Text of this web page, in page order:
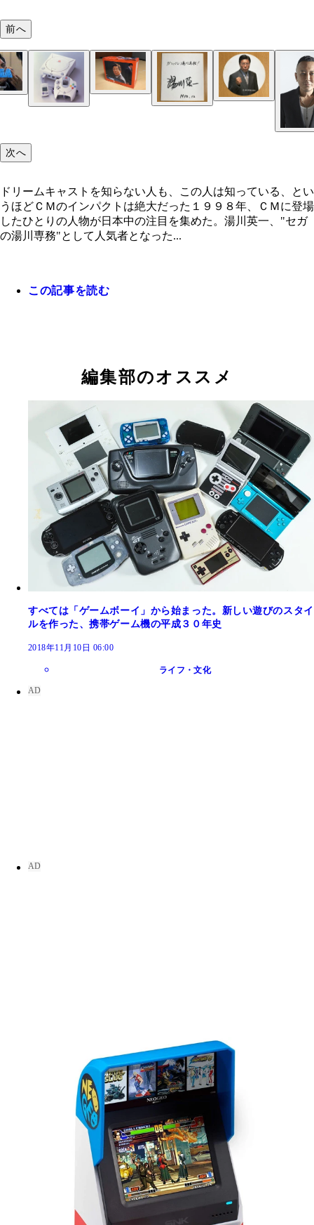
前へ
次へ
ドリームキャストを知らない人も、この人は知っている、とい
うほどＣＭのインパクトは絶大だった１９９８年、ＣＭに登場
したひとりの人物が日本中の注目を集めた。湯川英一、"セガ
の湯川専務"として人気者となった...
この記事を読む
編集部のオススメ
すべては「ゲームボーイ」から始まった。新しい遊びのスタイ
ルを作った、携帯ゲーム機の平成３０年史
2018年11月10日 06:00
ライフ・文化